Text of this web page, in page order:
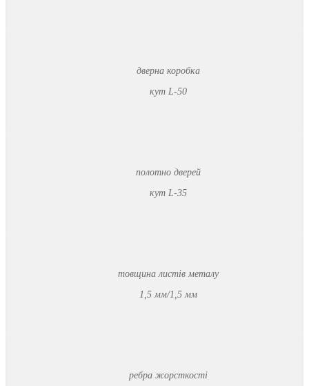
дверна коробка
кут L-50
полотно дверей
кут L-35
товщина листів металу
1,5 мм/1,5 мм
ребра жорсткості